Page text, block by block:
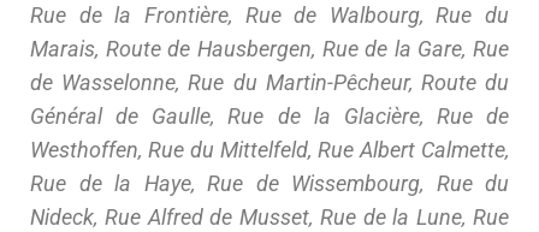
Rue de la Frontière, Rue de Walbourg, Rue du
Marais, Route de Hausbergen, Rue de la Gare, Rue
de Wasselonne, Rue du Martin-Pêcheur, Route du
Général de Gaulle, Rue de la Glacière, Rue de
Westhoffen, Rue du Mittelfeld, Rue Albert Calmette,
Rue de la Haye, Rue de Wissembourg, Rue du
Nideck, Rue Alfred de Musset, Rue de la Lune, Rue